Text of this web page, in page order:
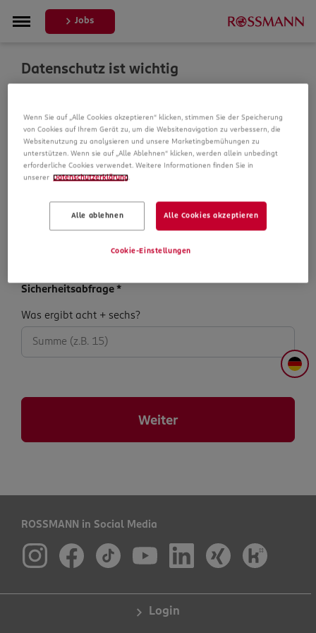
DE
Jobs
Datenschutz ist wichtig
verarbeiten wir Daten von Ihnen. In unseren
Datenschutzbestimmungen informieren wir Sie über die
Datenspeicherung und Ihre Rechte, bevor Sie mit Ihrer
Bewerbung fortfahren.
Datenschutz­hinweise
Datenschutzhinweise
Sicherheits­abfrage *
Sicherheits­
abfrage:
Was ergibt acht + sechs?
Weiter
ROSSMANN in Social Media
Login
Wenn Sie auf „Alle Cookies akzeptieren“ klicken, stimmen Sie der Speicherung
von Cookies auf Ihrem Gerät zu, um die Websitenavigation zu verbessern, die
Websitenutzung zu analysieren und unsere Marketingbemühungen zu
unterstützen. Wenn sie auf „Alle Ablehnen“ klicken, werden allein unbedingt
erforderliche Cookies verwendet. Weitere Informationen finden Sie in
unserer Datenschutzerklärung
Alle ablehnen Alle Cookies akzeptieren
Cookie-Einstellungen